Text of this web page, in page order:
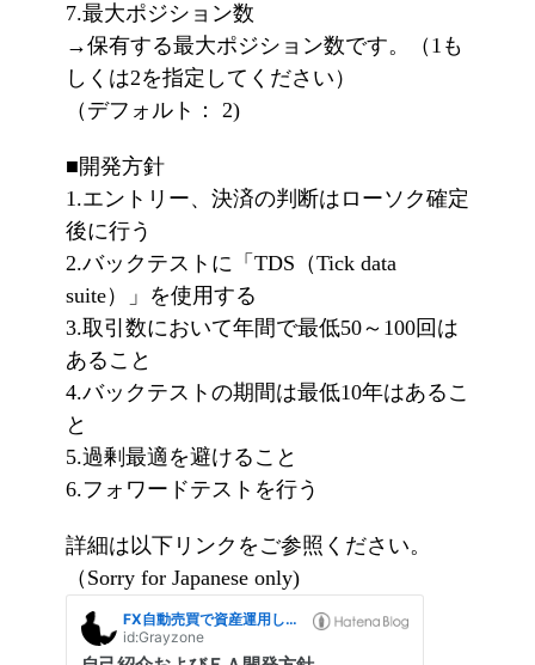
7.最大ポジション数
→保有する最大ポジション数です。（1も
しくは2を指定してください）
（デフォルト： 2)
■開発方針
1.エントリー、決済の判断はローソク確定
後に行う
2.バックテストに「TDS（Tick data
suite）」を使用する
3.取引数において年間で最低50～100回は
あること
4.バックテストの期間は最低10年はあるこ
と
5.過剰最適を避けること
6.フォワードテストを行う
詳細は以下リンクをご参照ください。
（Sorry for Japanese only)